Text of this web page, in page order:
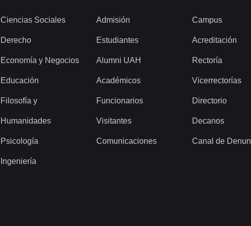
Ciencias Sociales
Derecho
Economía y Negocios
Educación
Filosofía y
Humanidades
Psicología
Ingeniería
Admisión
Estudiantes
Alumni UAH
Académicos
Funcionarios
Visitantes
Comunicaciones
Campus
Acreditación
Rectoría
Vicerrectorías
Directorio
Decanos
Canal de